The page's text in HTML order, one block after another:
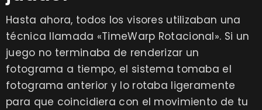
Hasta ahora, todos los visores utilizaban una
técnica llamada «TimeWarp Rotacional». Si un
juego no terminaba de renderizar un
fotograma a tiempo, el sistema tomaba el
fotograma anterior y lo rotaba ligeramente
para que coincidiera con el movimiento de tu